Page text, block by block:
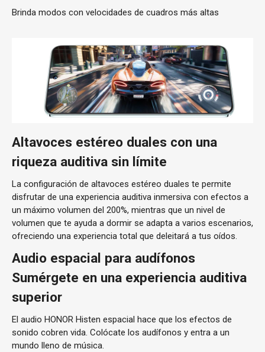
Brinda modos con velocidades de cuadros más altas
Altavoces estéreo duales con una
riqueza auditiva sin límite
La configuración de altavoces estéreo duales te permite
disfrutar de una experiencia auditiva inmersiva con efectos a
un máximo volumen del 200%, mientras que un nivel de
volumen que te ayuda a dormir se adapta a varios escenarios,
ofreciendo una experiencia total que deleitará a tus oídos.
Audio espacial para audífonos
Sumérgete en una experiencia auditiva
superior
El audio HONOR Histen espacial hace que los efectos de
sonido cobren vida. Colócate los audífonos y entra a un
mundo lleno de música.